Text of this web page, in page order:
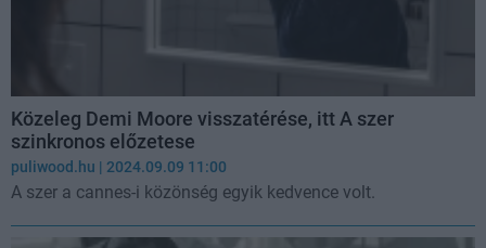
Közeleg Demi Moore visszatérése, itt A szer
szinkronos előzetese
puliwood.hu | 2024.09.09 11:00
A szer a cannes-i közönség egyik kedvence volt.